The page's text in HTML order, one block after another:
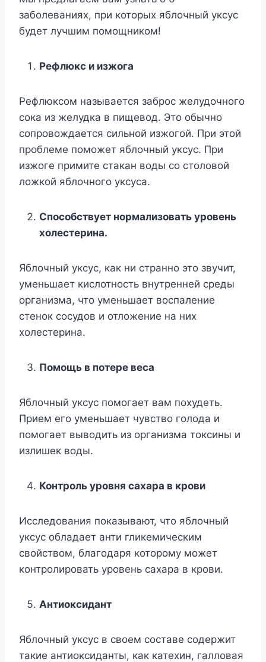
заболеваниях, при которых яблочный уксус
будет лучшим помощником!
Рефлюкс и изжога
Рефлюксом называется заброс желудочного
сока из желудка в пищевод. Это обычно
сопровождается сильной изжогой. При этой
проблеме поможет яблочный уксус. При
изжоге примите стакан воды со столовой
ложкой яблочного уксуса.
Способствует нормализовать уровень
холестерина.
Яблочный уксус, как ни странно это звучит,
уменьшает кислотность внутренней среды
организма, что уменьшает воспаление
стенок сосудов и отложение на них
холестерина.
Помощь в потере веса
Яблочный уксус помогает вам похудеть.
Прием его уменьшает чувство голода и
помогает выводить из организма токсины и
излишек воды.
Контроль уровня сахара в крови
Исследования показывают, что яблочный
уксус обладает анти гликемическим
свойством, благодаря которому может
контролировать уровень сахара в крови.
Антиоксидант
Яблочный уксус в своем составе содержит
такие антиоксиданты, как катехин, галловая